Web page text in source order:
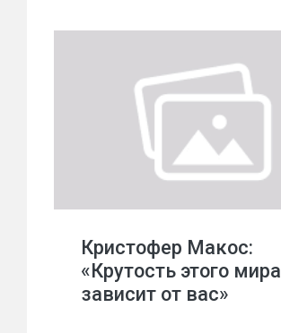
Кристофер Макос:
«Крутость этого мира
зависит от вас»